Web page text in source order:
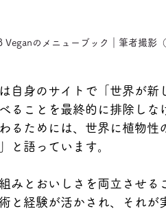
Veganのメニューブック｜筆者撮影
自身のサイトで「世界が新
ることを最終的に排除しな
るためには、世界に植物
と語っています。
みとおいしさを両立させる
と経験が活かされ、それが